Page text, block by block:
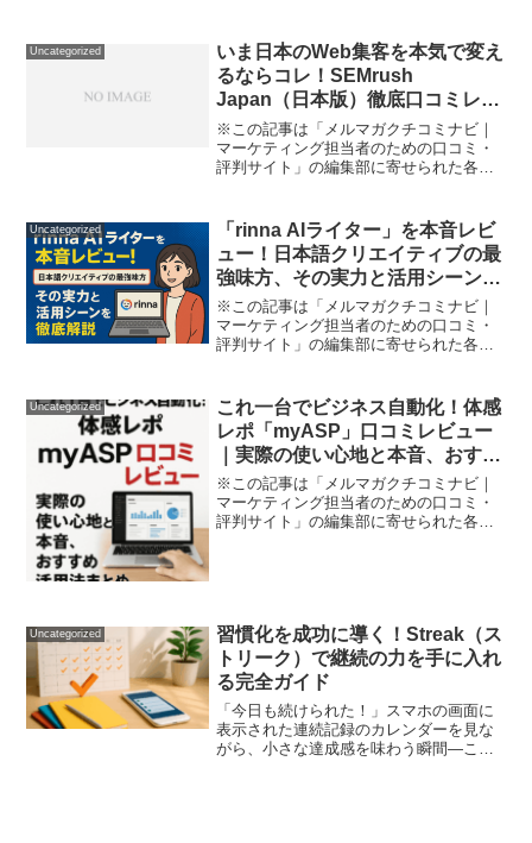
か分からない」「新規顧客との接点を増
やしたいけど、メルマガ運...
Uncategorized
いま日本のWeb集客を本気で変え
るならコレ！SEMrush
Japan（日本版）徹底口コミレポ
ート
※この記事は「メルマガクチコミナビ｜
マーケティング担当者のための口コミ・
評判サイト」の編集部に寄せられた各商
が出ない。一体どんなデジタル施策を打
てば売上が伸びるのか…...
Uncategorized
「rinna AIライター」を本音レビ
ュー！日本語クリエイティブの最
強味方、その実力と活用シーンを
徹底解説
※この記事は「メルマガクチコミナビ｜
マーケティング担当者のための口コミ・
評判サイト」の編集部に寄せられた各商
い」「海外発AIの日本語はどこか違和感
がある…」そんな課題を...
Uncategorized
これ一台でビジネス自動化！体感
レポ「myASP」口コミレビュー
｜実際の使い心地と本音、おすす
め活用法まとめ
※この記事は「メルマガクチコミナビ｜
マーケティング担当者のための口コミ・
評判サイト」の編集部に寄せられた各商
Uncategorized
習慣化を成功に導く！Streak（ス
トリーク）で継続の力を手に入れ
る完全ガイド
「今日も続けられた！」スマホの画面に
表示された連続記録のカレンダーを見な
がら、小さな達成感を味わう瞬間—これ